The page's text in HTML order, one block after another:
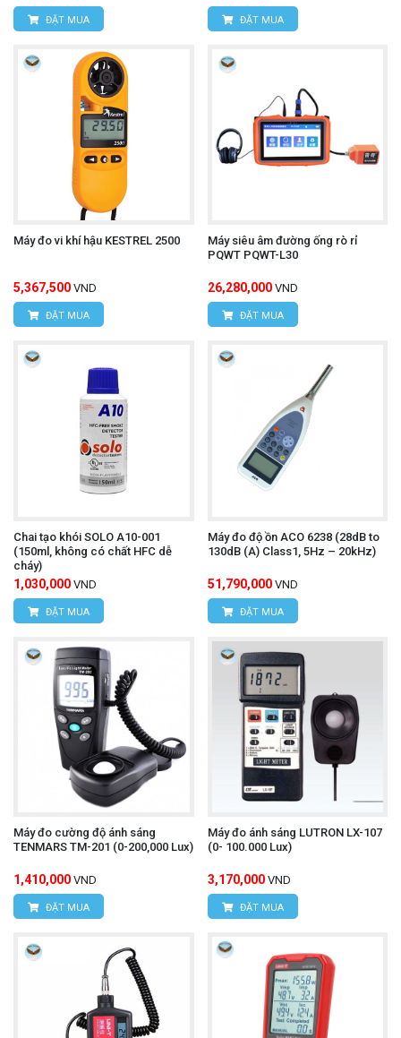
ĐẶT MUA ĐẶT MUA
Máy đo vi khí hậu KESTREL 2500
5,367,500 VND
ĐẶT MUA
Máy siêu âm đường ống rò rỉ
PQWT PQWT-L30
26,280,000 VND
ĐẶT MUA
Chai tạo khói SOLO A10-001
(150ml, không có chất HFC dễ
cháy)
1,030,000 VND
ĐẶT MUA
Máy đo độ ồn ACO 6238 (28dB to
130dB (A) Class1, 5Hz – 20kHz)
51,790,000 VND
ĐẶT MUA
Máy đo cường độ ánh sáng
TENMARS TM-201 (0-200,000 Lux)
1,410,000 VND
ĐẶT MUA
Máy đo ánh sáng LUTRON LX-107
(0- 100.000 Lux)
3,170,000 VND
ĐẶT MUA